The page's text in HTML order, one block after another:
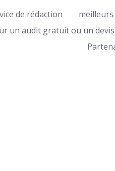
de rédaction
un audit gratuit ou un